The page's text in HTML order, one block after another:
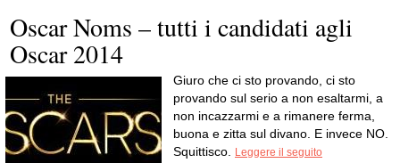
Oscar Noms – tutti i candidati agli
Oscar 2014
Giuro che ci sto provando, ci sto
provando sul serio a non esaltarmi, a
non incazzarmi e a rimanere ferma,
buona e zitta sul divano. E invece NO.
Squittisco.
Leggere il seguito